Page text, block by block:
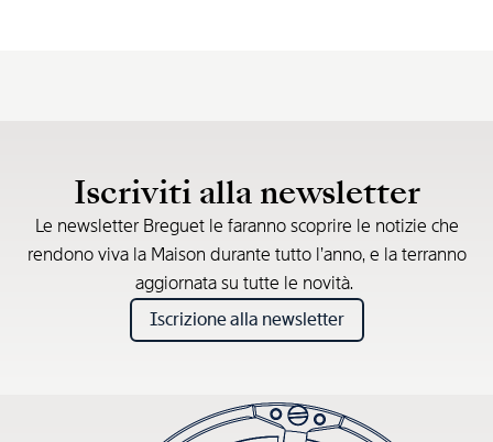
Iscriviti alla newsletter
Le newsletter Breguet le faranno scoprire le notizie che
rendono viva la Maison durante tutto l’anno, e la terranno
aggiornata su tutte le novità.
Iscrizione alla newsletter